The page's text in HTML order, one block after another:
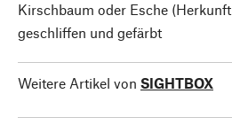
Kirschbaum oder Esche
geschliffen und gefärbt
Weitere Artikel von SIGHTBOX